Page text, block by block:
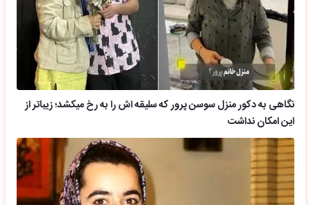
نگاهی به دکور منزل سوسن پرور که سلیقه اش را به رخ میکشد؛ زیباتر از
این امکان نداشت